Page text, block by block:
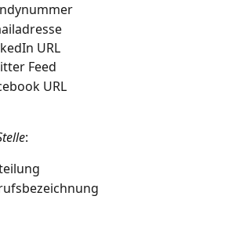
URL
Feed
URL
: